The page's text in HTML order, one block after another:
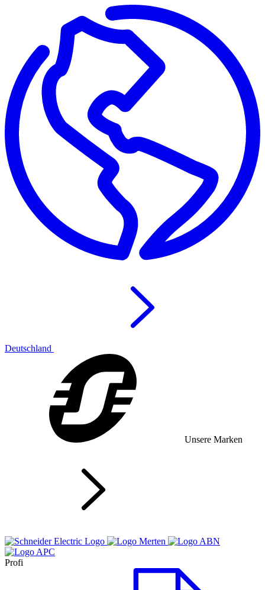
Deutschland
Unsere Marken
Profi